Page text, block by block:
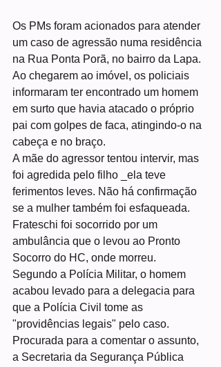
Os PMs foram acionados para atender
um caso de agressão numa residência
na Rua Ponta Porã, no bairro da Lapa.
Ao chegarem ao imóvel, os policiais
informaram ter encontrado um homem
em surto que havia atacado o próprio
pai com golpes de faca, atingindo-o na
cabeça e no braço.
A mãe do agressor tentou intervir, mas
foi agredida pelo filho _ela teve
ferimentos leves. Não há confirmação
se a mulher também foi esfaqueada.
Frateschi foi socorrido por um
ambulância que o levou ao Pronto
Socorro do HC, onde morreu.
Segundo a Polícia Militar, o homem
acabou levado para a delegacia para
que a Polícia Civil tome as
"providências legais" pelo caso.
Procurada para a comentar o assunto,
a Secretaria da Segurança Pública